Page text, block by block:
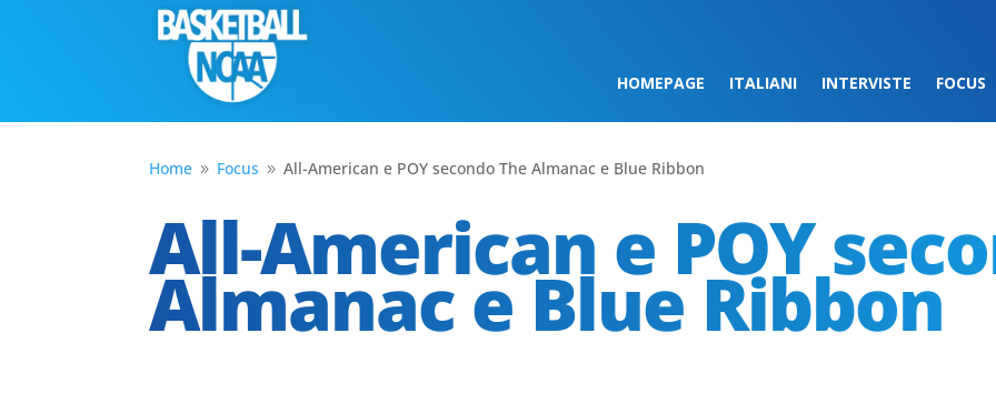
HOMEPAGE ITALIANI INTERVISTE FOCUS
Home 9 Focus 9 All-American e POY secondo The Almanac e Blue Ribbon
All-American e POY
Almanac e Blue Ribbon